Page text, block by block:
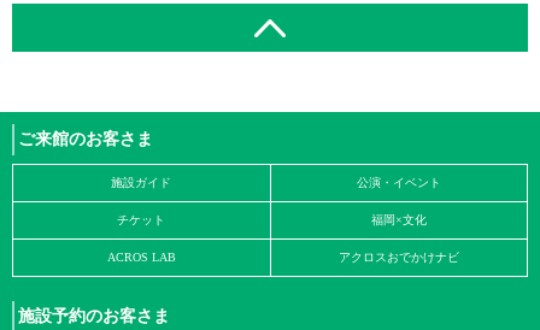
ご来館のお客さま
施設ガイド 公演・イベント
チケット 福岡×文化
ACROS LAB アクロスおでかけナビ
施設予約のお客さま